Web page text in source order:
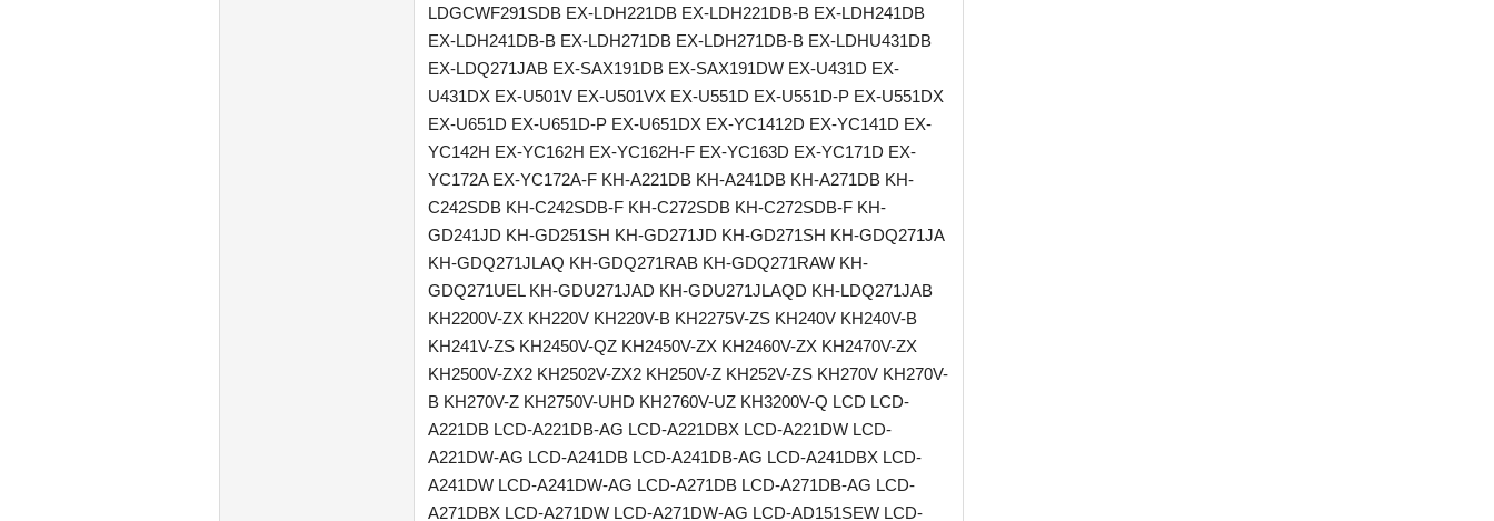
LDGCWF291SDB EX-LDH221DB EX-LDH221DB-B EX-LDH241DB
EX-LDH241DB-B EX-LDH271DB EX-LDH271DB-B EX-LDHU431DB
EX-LDQ271JAB EX-SAX191DB EX-SAX191DW EX-U431D EX-
U431DX EX-U501V EX-U501VX EX-U551D EX-U551D-P EX-U551DX
EX-U651D EX-U651D-P EX-U651DX EX-YC1412D EX-YC141D EX-
YC142H EX-YC162H EX-YC162H-F EX-YC163D EX-YC171D EX-
YC172A EX-YC172A-F KH-A221DB KH-A241DB KH-A271DB KH-
C242SDB KH-C242SDB-F KH-C272SDB KH-C272SDB-F KH-
GD241JD KH-GD251SH KH-GD271JD KH-GD271SH KH-GDQ271JA
KH-GDQ271JLAQ KH-GDQ271RAB KH-GDQ271RAW KH-
GDQ271UEL KH-GDU271JAD KH-GDU271JLAQD KH-LDQ271JAB
KH2200V-ZX KH220V KH220V-B KH2275V-ZS KH240V KH240V-B
KH241V-ZS KH2450V-QZ KH2450V-ZX KH2460V-ZX KH2470V-ZX
KH2500V-ZX2 KH2502V-ZX2 KH250V-Z KH252V-ZS KH270V KH270V-
B KH270V-Z KH2750V-UHD KH2760V-UZ KH3200V-Q LCD LCD-
A221DB LCD-A221DB-AG LCD-A221DBX LCD-A221DW LCD-
A221DW-AG LCD-A241DB LCD-A241DB-AG LCD-A241DBX LCD-
A241DW LCD-A241DW-AG LCD-A271DB LCD-A271DB-AG LCD-
A271DBX LCD-A271DW LCD-A271DW-AG LCD-AD151SEW LCD-